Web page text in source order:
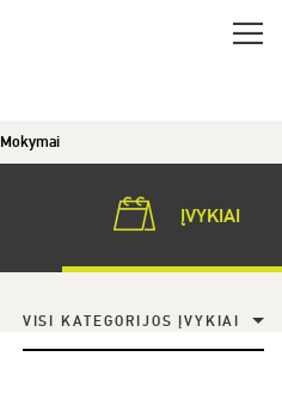
Mokymai
ĮVYKIAI
VISI KATEGORIJOS ĮVYKIAI